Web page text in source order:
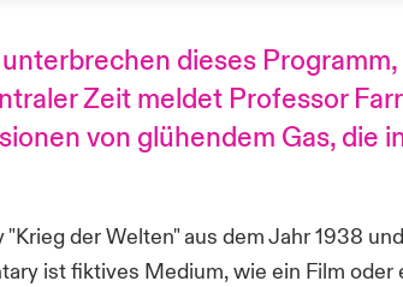
dieses
Zeit meldet Professor
von glühendem Gas,
der Welten" aus dem Jahr 1938
ist fiktives Medium, wie ein Film